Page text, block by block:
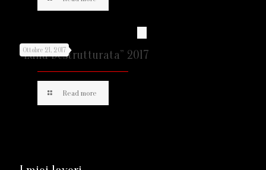
Ottobre 21, 2017
“Luna Destrutturata” 2017
Read more